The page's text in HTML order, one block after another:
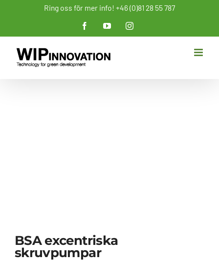
innehållet
Ring oss för mer info! +46 (0)81 28 55 787
FacebookYouTubeInstagram
BSA excentriska
skruvpumpar